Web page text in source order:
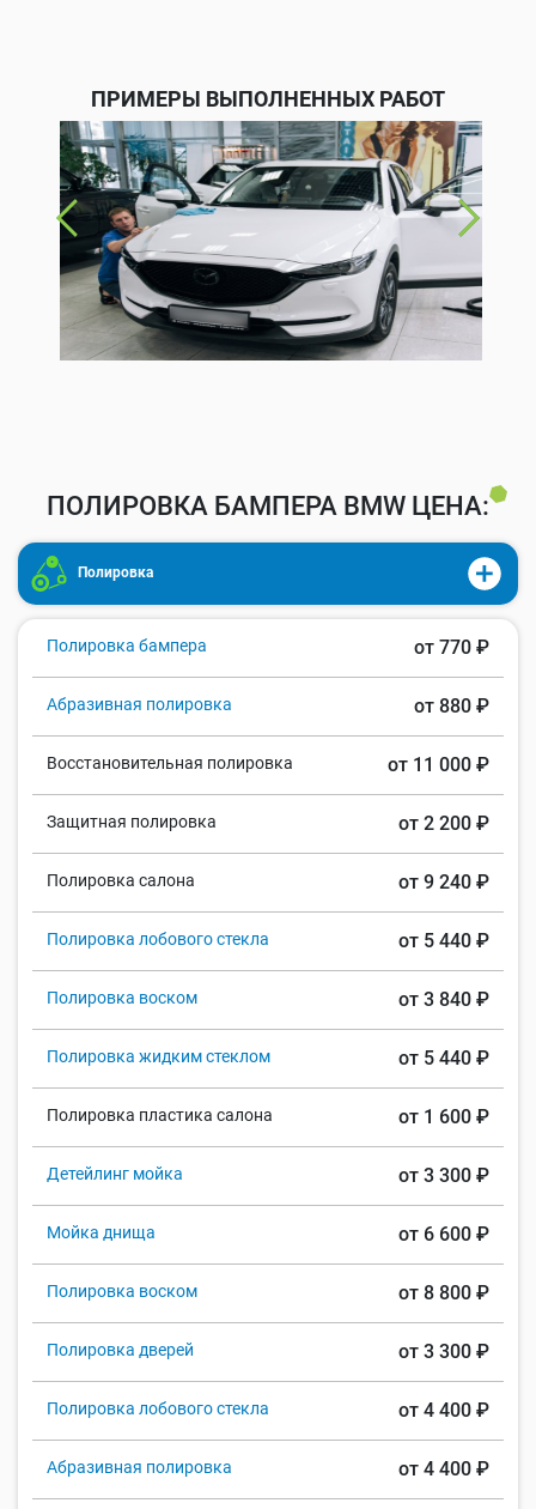
ПРИМЕРЫ ВЫПОЛНЕННЫХ РАБОТ
ПОЛИРОВКА БАМПЕРА BMW ЦЕНА:
Полировка
Полировка бампера от 770 ₽
Абразивная полировка от 880 ₽
Восстановительная полировка от 11 000 ₽
Защитная полировка от 2 200 ₽
Полировка салона от 9 240 ₽
Полировка лобового стекла от 5 440 ₽
Полировка воском от 3 840 ₽
Полировка жидким стеклом от 5 440 ₽
Полировка пластика салона от 1 600 ₽
Детейлинг мойка от 3 300 ₽
Мойка днища от 6 600 ₽
Полировка воском от 8 800 ₽
Полировка дверей от 3 300 ₽
Полировка лобового стекла от 4 400 ₽
Абразивная полировка от 4 400 ₽